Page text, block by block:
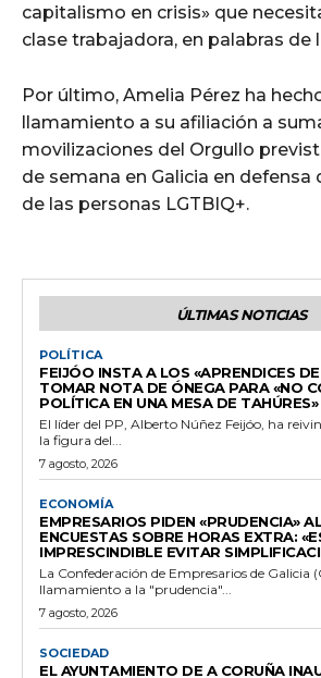
capitalismo en crisis» que
clase trabajadora, en palabras de
Por último, Amelia Pérez ha
llamamiento a su afiliación a
movilizaciones del Orgullo
de semana en Galicia en defensa
de las personas LGTBIQ+.
ÚLTIMAS NOTICIAS
POLÍTICA
FEIJÓO INSTA A LOS «APRENDICES
TOMAR NOTA DE ÓNEGA PARA «NO
POLÍTICA EN UNA MESA DE TAHÚRES»
El líder del PP, Alberto Núñez Feijóo, ha
la figura del...
7 agosto, 2026
ECONOMÍA
EMPRESARIOS PIDEN «PRUDENCIA»
ENCUESTAS SOBRE HORAS EXTRA:
IMPRESCINDIBLE EVITAR
La Confederación de Empresarios de Galicia
llamamiento a la "prudencia"...
7 agosto, 2026
SOCIEDAD
EL AYUNTAMIENTO DE A CORUÑA